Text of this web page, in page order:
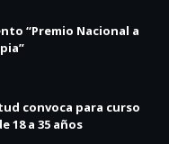
“Premio Nacional a
convoca para curso
18 a 35 años